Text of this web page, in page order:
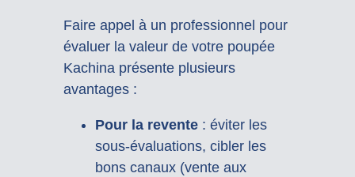
Faire appel à un professionnel pour
évaluer la valeur de votre poupée
Kachina présente plusieurs
avantages :
Pour la revente: éviter les
sous-évaluations, cibler les
bons canaux (vente aux